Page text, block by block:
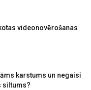
videonovērošanas
karstums un negaisi
siltums?